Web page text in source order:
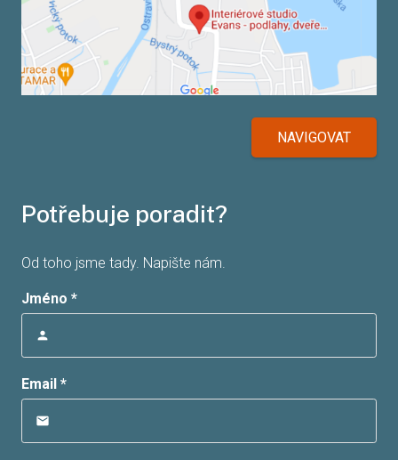
NAVIGOVAT
Potřebuje poradit?
Od toho jsme tady. Napište nám.
Jméno *
person
Email *
email